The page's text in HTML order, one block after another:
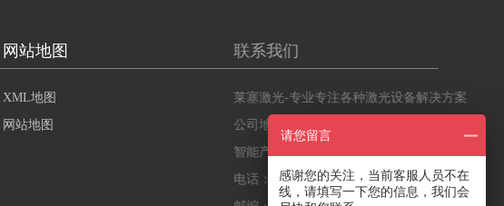
网站地图
XML地图
网站地图
联系我们
莱塞激光-专业专注各种激光设备解决方案
公司地址：广州市黄埔区禾丰一街10号昕恒
智能产业园B2栋4楼
电话：18565508110
请您留言
感谢您的关注，当前客服人员不在
线，请填写一下您的信息，我们会